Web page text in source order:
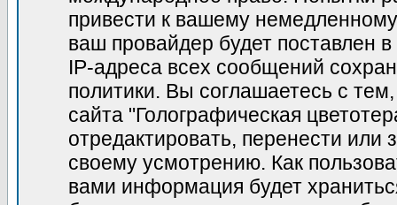
привести к вашему
ваш провайдер будет поставлен
IP-адреса всех сообщений
политики. Вы соглашаетесь с
сайта "Голографическая
отредактировать, перенести
своему усмотрению. Как
вами информация будет